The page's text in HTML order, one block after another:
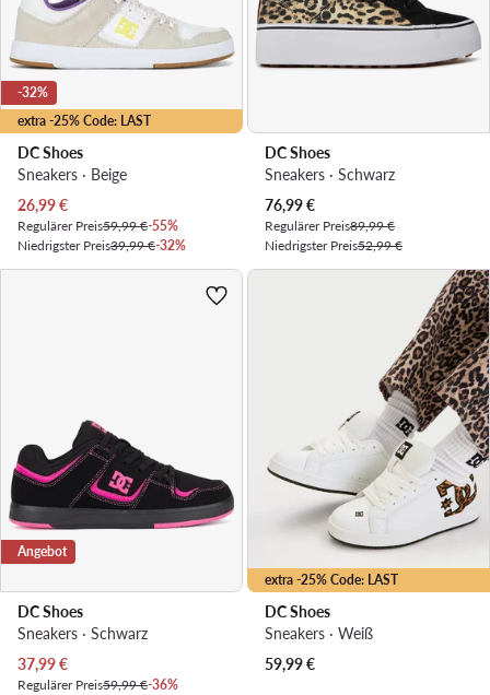
extra -25% Code: LAST
-32%
DC Shoes
Sneakers · Beige
Aktueller Preis
26,99€
Regulärer Preis59,99 €-55%
Niedrigster Preis39,99 €-32%
DC Shoes
Sneakers · Schwarz
Aktueller Preis
76,99€
Regulärer Preis89,99 €
Niedrigster Preis52,99 €
Angebot
DC Shoes
Sneakers · Schwarz
Aktueller Preis
37,99€
Regulärer Preis59,99 €-36%
extra -25% Code: LAST
DC Shoes
Sneakers · Weiß
59,99€